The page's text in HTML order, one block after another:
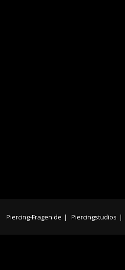
Piercing-Fragen.de | Piercingstudios |